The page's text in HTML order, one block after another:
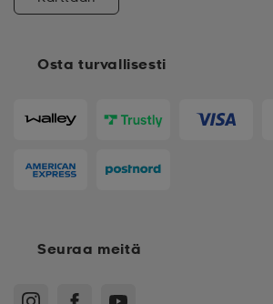
Osta turvallisesti
Seuraa meitä